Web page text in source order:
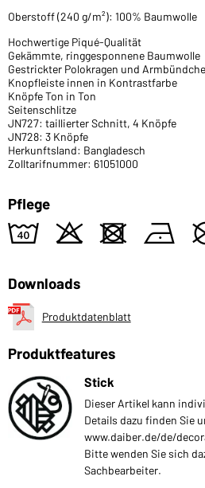
Oberstoff (240 g/m²): 100% Baumwolle
Hochwertige Piqué-Qualität
Gekämmte, ringgesponnene Baumwolle
Gestrickter Polokragen und
Knopfleiste innen in Kontrastfarbe
Knöpfe Ton in Ton
Seitenschlitze
JN727: taillierter Schnitt, 4 Knöpfe
JN728: 3 Knöpfe
Herkunftsland: Bangladesch
Zolltarifnummer: 61051000
Pflege
8 o d n
Downloads
Produktdatenblatt
Produktfeatures
Stick
Dieser Artikel kann
Details dazu finden Sie
www.daiber.de/de/
Bitte wenden Sie sich
Sachbearbeiter.